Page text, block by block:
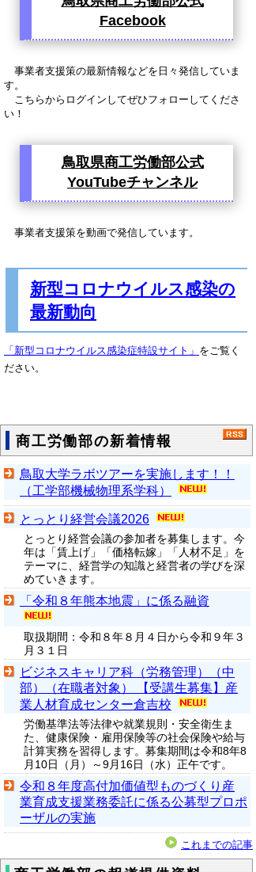
Facebook
事業者支援策の最新情報などを日々発信していま
す。
こちらからログインしてぜひフォローしてくださ
い！
鳥取県商工労働部公式
YouTubeチャンネル
事業者支援策を動画で発信しています。
新型コロナウイルス感染の
最新動向
「新型コロナウイルス感染症特設サイト」 をご覧く
ださい。
商工労働部の新着情報
鳥取大学ラボツアーを実施します！！
（工学部機械物理系学科）
とっとり経営会議2026
とっとり経営会議の参加者を募集します。今
年は「賃上げ」「価格転嫁」「人材不足」を
テーマに、経営学の知識と経営者の学びを深
めていきます。
「令和８年熊本地震」に係る融資
取扱期間：令和８年８月４日から令和９年３
月３１日
ビジネスキャリア科（労務管理）（中
部）（在職者対象） 【受講生募集】産
業人材育成センター倉吉校
労働基準法等法律や就業規則・安全衛生ま
た、健康保険・雇用保険等の社会保険や給与
計算実務を習得します。募集期間は令和8年8
月10日（月）～9月16日（水）正午です。
令和８年度高付加価値型ものづくり産
業育成支援業務委託に係る公募型プロポ
ーザルの実施
これまでの記事